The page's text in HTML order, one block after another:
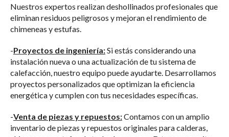
Nuestros expertos realizan deshollinados profesionales que
eliminan residuos peligrosos y mejoran el rendimiento de
chimeneas y estufas.
-Proyectos de ingeniería:Si estás considerando una
instalación nueva o una actualización de tu sistema de
calefacción, nuestro equipo puede ayudarte. Desarrollamos
proyectos personalizados que optimizan la eficiencia
energética y cumplen con tus necesidades específicas.
-Venta de piezas y repuestos:Contamos con un amplio
inventario de piezas y repuestos originales para calderas,